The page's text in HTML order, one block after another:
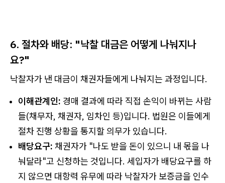
6. 절차와 배당: "낙찰 대금은 어떻게 나눠지나
요?"
낙찰자가 낸 대금이 채권자들에게 나눠지는 과정입니다.
이해관계인: 경매 결과에 따라 직접 손익이 바뀌는 사람
들(채무자, 채권자, 임차인 등)입니다. 법원은 이들에게
절차 진행 상황을 통지할 의무가 있습니다.
배당요구: 채권자가 "나도 받을 돈이 있으니 내 몫을 나
눠달라"고 신청하는 것입니다. 세입자가 배당요구를 하
지 않으면 대항력 유무에 따라 낙찰자가 보증금을 인수